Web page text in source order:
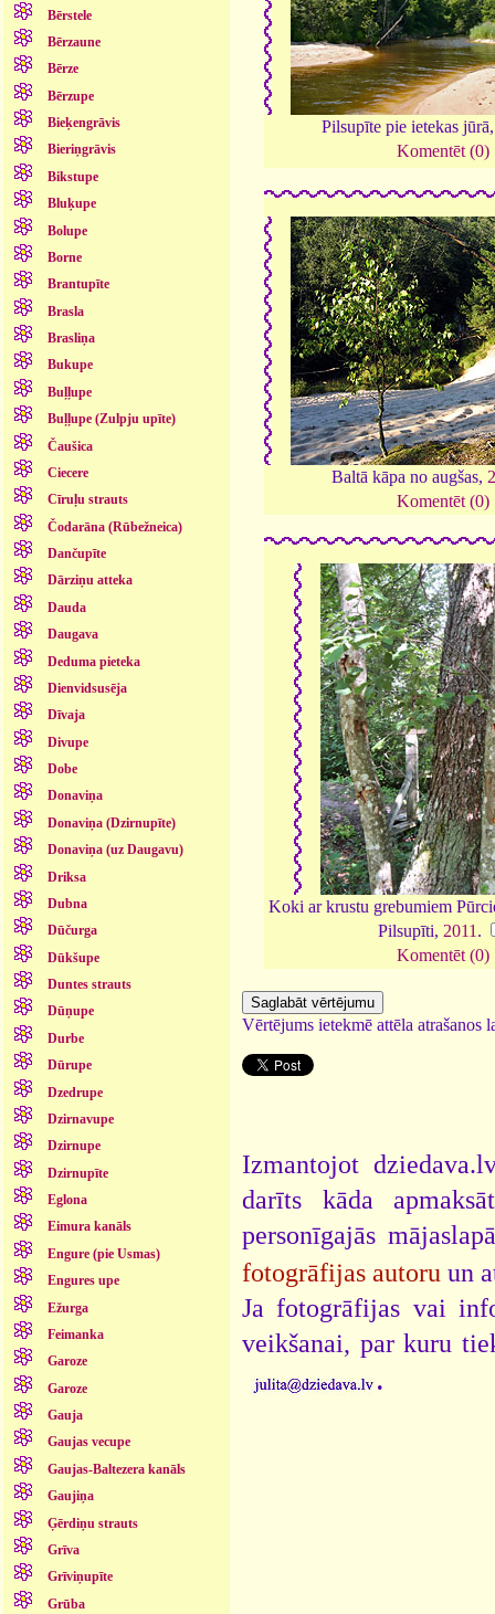
Bērstele
Bērzaune
Bērze
Bērzupe
Bieķengrāvis
Bieriņgrāvis
Bikstupe
Bluķupe
Bolupe
Borne
Brantupīte
Brasla
Brasliņa
Bukupe
Buļļupe
Buļļupe (Zulpju upīte)
Čaušica
Ciecere
Cīruļu strauts
Čodarāna (Rūbežneica)
Dančupīte
Dārziņu atteka
Dauda
Daugava
Deduma pieteka
Dienvidsusēja
Dīvaja
Divupe
Dobe
Donaviņa
Donaviņa (Dzirnupīte)
Donaviņa (uz Daugavu)
Driksa
Dubna
Dūčurga
Dūkšupe
Duntes strauts
Dūņupe
Durbe
Dūrupe
Dzedrupe
Dzirnavupe
Dzirnupe
Dzirnupīte
Eglona
Eimura kanāls
Engure (pie Usmas)
Engures upe
Ežurga
Feimanka
Garoze
Garoze
Gauja
Gaujas vecupe
Gaujas-Baltezera kanāls
Gaujiņa
Ģērdiņu strauts
Grīva
Grīviņupīte
Grūba
Pilsupīte pie ietekas
Komentēt (0)
Baltā kāpa no augšas,
Komentēt (0)
Koki ar krustu grebumiem
Pilsupīti, 2011 .
Komentēt (0)
Vērtējums ietekmē attēla atrašanos
Izmantojot
darīts kāda
personīgajās
fotogrāfijas autoru un
Ja fotogrāfijas vai
veikšanai, par kuru
.